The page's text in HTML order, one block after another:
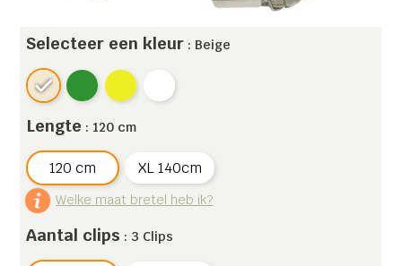
Selecteer een kleur : Beige
Lengte : 120 cm
120 cm XL 140cm
Welke maat bretel heb ik?
Aantal clips : 3 Clips